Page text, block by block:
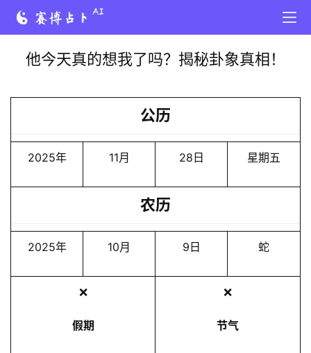
他今天真的想我了吗？揭秘卦象真相！
公历
2025年 11月 28日 星期五
农历
2025年 10月 9日 蛇
❌
假期
❌
节气